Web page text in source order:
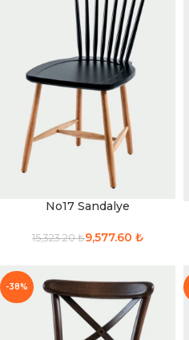
No17 Sandalye
15,323.20₺9,577.60 ₺
-38%